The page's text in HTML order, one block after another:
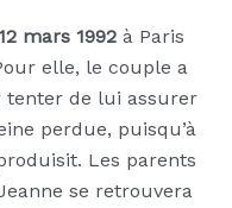
mars 1992 à Paris
elle, le couple a
de lui assurer
perdue, puisqu’à
Les parents
se retrouvera